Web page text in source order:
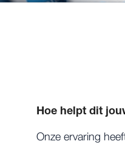
Hoe helpt dit
Onze ervaring